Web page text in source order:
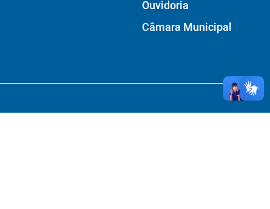
Ouvidoria
Câmara Municipal